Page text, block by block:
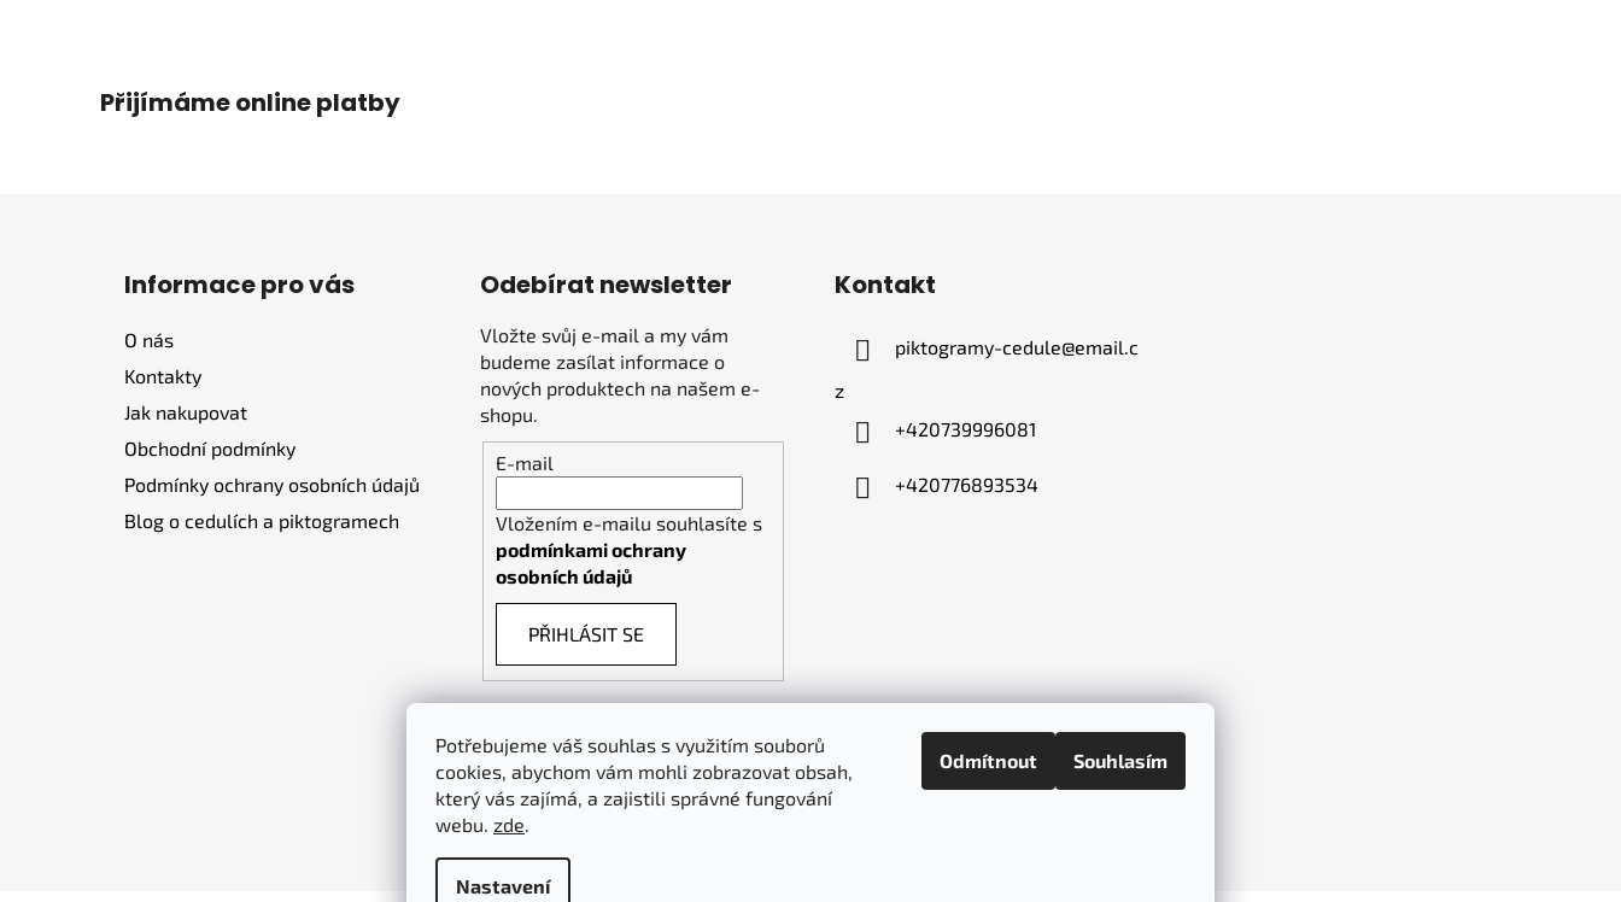
Potřebujeme váš souhlas s využitím souborů
cookies, abychom vám mohli zobrazovat obsah,
který vás zajímá, a zajistili správné fungování
webu. zde.
Nastavení
Odmítnout Souhlasím
Přijímáme online platby
Informace pro vás
O nás
Kontakty
Jak nakupovat
Obchodní podmínky
Podmínky ochrany osobních údajů
Blog o cedulích a piktogramech
Odebírat newsletter
Vložte svůj e-mail a my vám
budeme zasílat informace o
nových produktech na našem e-
shopu.
E-mail
Vložením e-mailu souhlasíte s
podmínkami ochrany
osobních údajů
PŘIHLÁSIT SE
Kontakt
piktogramy-cedule@email.c
z
+420739996081
+420776893534
piktogramy-cedule.cz denex.cz